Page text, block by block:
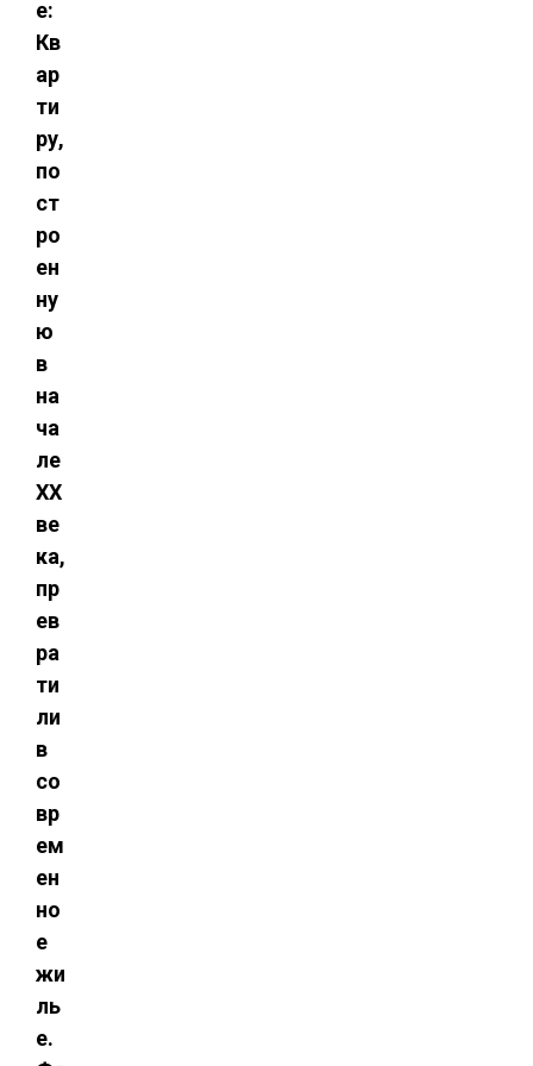
е:
Кв
ар
ти
ру,
по
ст
ро
ен
ну
ю
в
на
ча
ле
ХХ
ве
ка,
пр
ев
ра
ти
ли
в
со
вр
ем
ен
но
е
жи
ль
е.